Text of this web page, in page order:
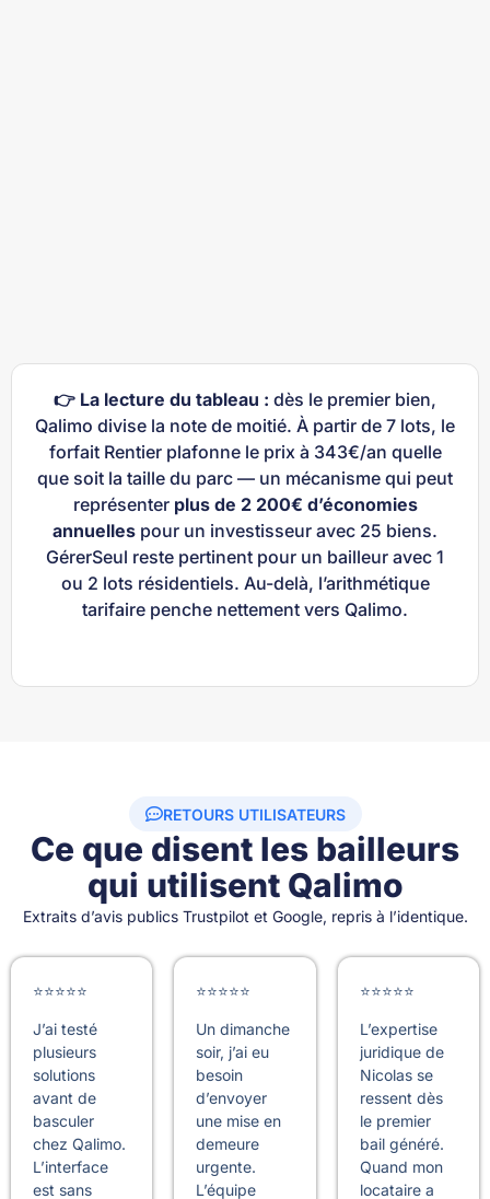
👉 La lecture du tableau : dès le premier bien,
Qalimo divise la note de moitié. À partir de 7 lots, le
forfait Rentier plafonne le prix à 343€/an quelle
que soit la taille du parc — un mécanisme qui peut
représenter plus de 2 200€ d’économies
annuelles pour un investisseur avec 25 biens.
GérerSeul reste pertinent pour un bailleur avec 1
ou 2 lots résidentiels. Au-delà, l’arithmétique
tarifaire penche nettement vers Qalimo.
RETOURS UTILISATEURS
Ce que disent les bailleurs
qui utilisent Qalimo
Extraits d’avis publics Trustpilot et Google, repris à l’identique.
⭐⭐⭐⭐⭐
J’ai testé
plusieurs
solutions
avant de
basculer
chez Qalimo.
L’interface
est sans
⭐⭐⭐⭐⭐
Un dimanche
soir, j’ai eu
besoin
d’envoyer
une mise en
demeure
urgente.
L’équipe
⭐⭐⭐⭐⭐
L’expertise
juridique de
Nicolas se
ressent dès
le premier
bail généré.
Quand mon
locataire a